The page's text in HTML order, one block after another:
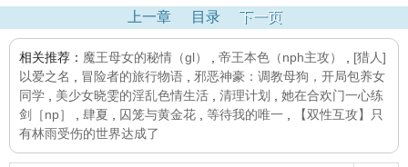
上一章 目录 下一页
相关推荐： 魔王母女的秘情（gl） 帝王本色（nph主攻）
[猎人]
以爱之名
冒险者的旅行物语
邪恶神豪：调教母狗，开局包养女
同学
美少女晓雯的淫乱色情生活 清理计划
她在合欢门一心练
剑［np］
肆夏 囚笼与黄金花 等待我的唯一
【双性互攻】只
有林雨受伤的世界达成了